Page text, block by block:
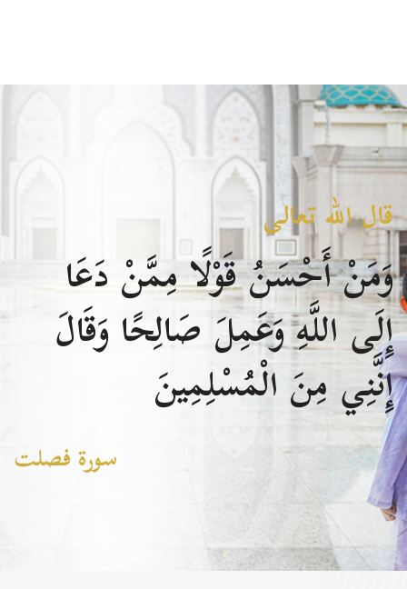
قال الله تعالى
وَمَنْ أَحْسَنُ قَوْلًا مِمَّنْ دَعَا
إِلَى اللَّهِ وَعَمِلَ صَالِحًا وَقَالَ
إِنَّنِي مِنَ الْمُسْلِمِينَ
سورة فصلت